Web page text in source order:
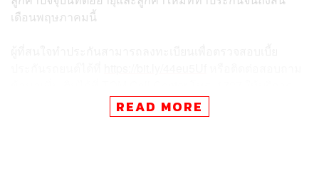
เดือนพฤษภาคมนี้
READ MORE